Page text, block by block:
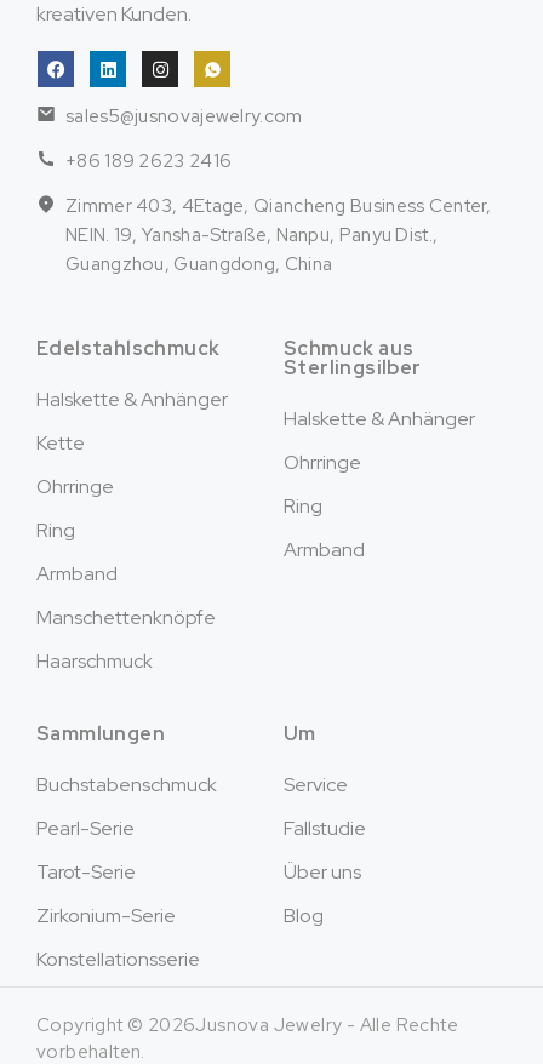
kreativen Kunden.
sales5@jusnovajewelry.com
+86 189 2623 2416
Zimmer 403, 4Etage, Qiancheng Business Center,
NEIN. 19, Yansha-Straße, Nanpu, Panyu Dist.,
Guangzhou, Guangdong, China
Edelstahlschmuck
Halskette & Anhänger
Kette
Ohrringe
Ring
Armband
Manschettenknöpfe
Haarschmuck
Schmuck aus
Sterlingsilber
Halskette & Anhänger
Ohrringe
Ring
Armband
Sammlungen
Buchstabenschmuck
Pearl-Serie
Tarot-Serie
Zirkonium-Serie
Konstellationsserie
Um
Service
Fallstudie
Über uns
Blog
Copyright © 2026Jusnova Jewelry - Alle Rechte
vorbehalten.